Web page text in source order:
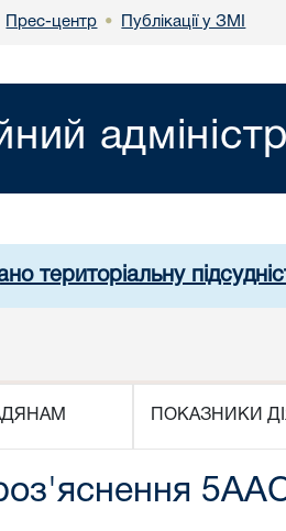
Прес-центр • Публікації у ЗМІ
територіальну
ПОКАЗНИКИ